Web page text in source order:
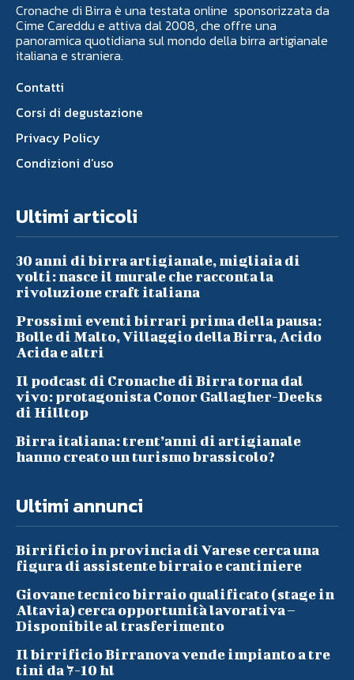
Cronache di Birra è una testata online sponsorizzata da
Cime Careddu e attiva dal 2008, che offre una
panoramica quotidiana sul mondo della birra artigianale
italiana e straniera.
Contatti
Corsi di degustazione
Privacy Policy
Condizioni d’uso
Ultimi articoli
30 anni di birra artigianale, migliaia di
volti: nasce il murale che racconta la
rivoluzione craft italiana
Prossimi eventi birrari prima della pausa:
Bolle di Malto, Villaggio della Birra, Acido
Acida e altri
Il podcast di Cronache di Birra torna dal
vivo: protagonista Conor Gallagher-Deeks
di Hilltop
Birra italiana: trent’anni di artigianale
hanno creato un turismo brassicolo?
Ultimi annunci
Birrificio in provincia di Varese cerca una
figura di assistente birraio e cantiniere
Giovane tecnico birraio qualificato (stage in
Altavia) cerca opportunità lavorativa –
Disponibile al trasferimento
Il birrificio Birranova vende impianto a tre
tini da 7-10 hl